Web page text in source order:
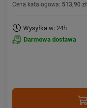
Cena katalogowa: 513,90 zł
Wysyłka w: 24h
Darmowa dostawa